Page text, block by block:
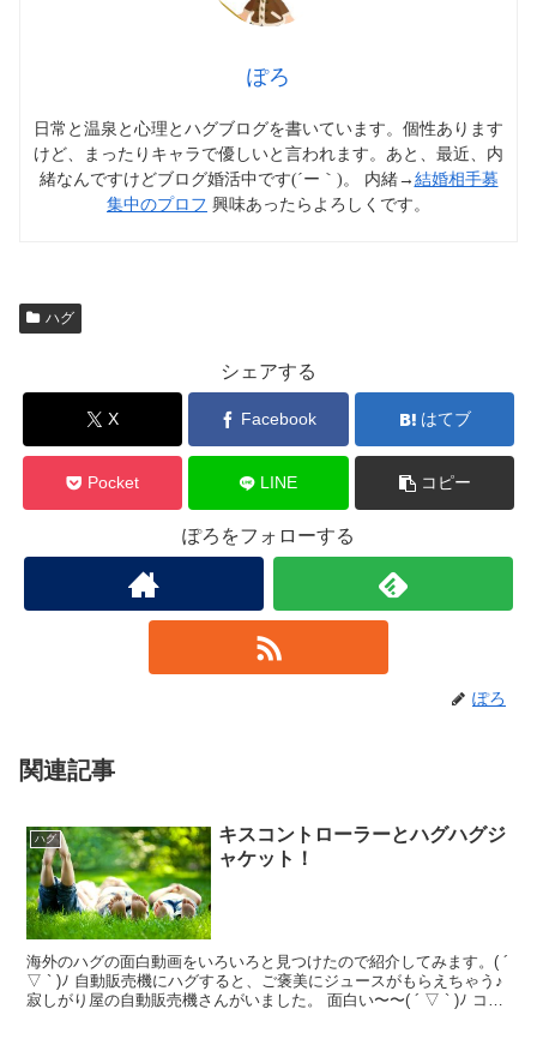
ぽろ
日常と温泉と心理とハグブログを書いています。個性あります
けど、まったりキャラで優しいと言われます。あと、最近、内
緒なんですけどブログ婚活中です(´ー｀)。 内緒→ 結婚相手募
集中のプロフ 興味あったらよろしくです。
ハグ
シェアする
X Facebook はてブ
Pocket LINE コピー
ぽろをフォローする
ぽろ
関連記事
ハグ
キスコントローラーとハグハグジ
ャケット！
海外のハグの面白動画をいろいろと見つけたので紹介してみます。( ´
▽ ` )ﾉ 自動販売機にハグすると、ご褒美にジュースがもらえちゃう♪
寂しがり屋の自動販売機さんがいました。 面白い〜〜( ´ ▽ ` )ﾉ コー